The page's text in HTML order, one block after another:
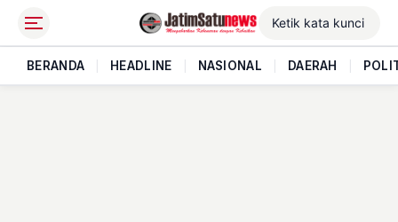
BERANDA HEADLINE NASIONAL DAERAH